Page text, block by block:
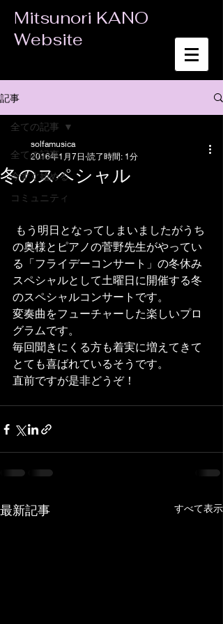
Mitsunori KANO
Website
記事
全ての記事
今すぐ始める
コミュニティ
全ての記事
冬のスペシャル
solfamusica
2016年1月7日 読了時間: 1分
の奥様とピアノの菅野先生がやってい
る「フライデーコンサート」の冬休み
スペシャルとして土曜日に開催する冬
のスペシャルコンサートです。
変奏曲をフューチャーした楽しいプロ
グラムです。
毎回聞きにくる方も着実に増えてきて
とても喜ばれているそうです。
直前ですが是非どうぞ！
最新記事 すべて表示